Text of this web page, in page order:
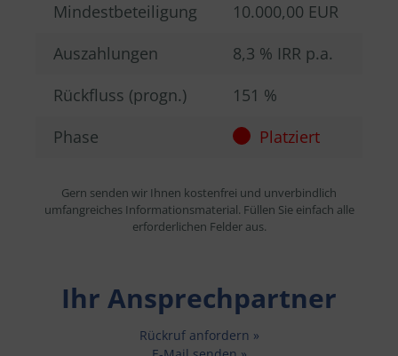
Mindestbeteiligung
10.000,00 EUR
Auszahlungen
8,3 % IRR p.a.
Rückfluss (progn.)
151 %
Phase
Platziert
Gern senden wir Ihnen kostenfrei und unverbindlich
umfangreiches Informationsmaterial. Füllen Sie einfach alle
erforderlichen Felder aus.
Ihr Ansprechpartner
Rückruf anfordern »